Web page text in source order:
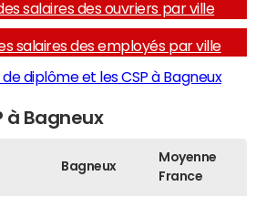
salaires des ouvriers par ville
salaires des employés par ville
de diplôme et les CSP à Bagneux
à Bagneux
Bagneux
Moyenne
France